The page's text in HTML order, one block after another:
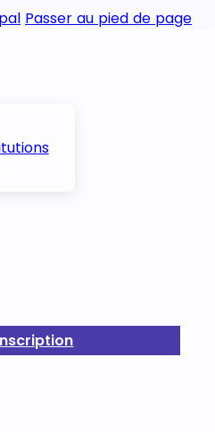
Passer au pied de page